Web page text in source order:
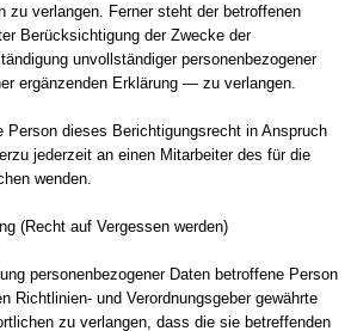
zu verlangen. Ferner steht der betroffenen
Berücksichtigung der Zwecke der
unvollständiger personenbezogener
ergänzenden Erklärung — zu verlangen.
dieses Berichtigungsrecht in Anspruch
jederzeit an einen Mitarbeiter des für die
wenden.
auf Vergessen werden)
personenbezogener Daten betroffene Person
Richtlinien- und Verordnungsgeber gewährte
zu verlangen, dass die sie betreffenden